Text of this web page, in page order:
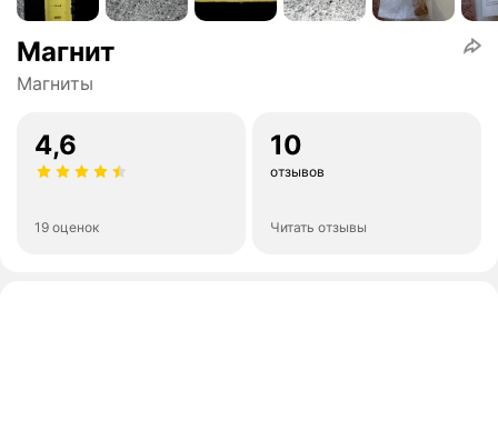
Магнит
Магниты
4,6
19 оценок
10
отзывов
Читать отзывы